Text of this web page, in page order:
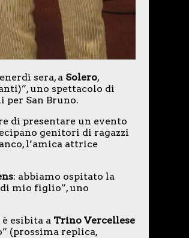
sera, a Solero,
uno spettacolo di
per San Bruno.
di presentare un evento
genitori di ragazzi
l’amica attrice
: abbiamo ospitato la
mio figlio”, uno
esibita aTrino Vercellese
(prossima replica,